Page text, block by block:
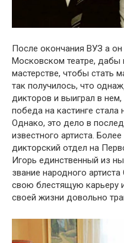
После окончания ВУЗ а
Московском театре, дабы
мастерстве, чтобы стать
так получилось, что
дикторов и выиграл в
победа на кастинге
Однако, это дело в
известного артиста.
дикторский отдел на
Игoрь единственный из
звание народного
свою блестящую карьеру
своей жизни довольно